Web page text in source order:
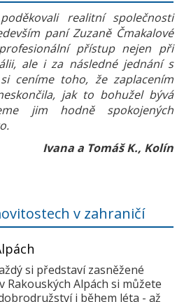
realitní společnosti
paní Zuzaně Čmakalové
přístup nejen při
ale i za následné jednání s
ceníme toho, že zaplacením
jak to bohužel bývá
jim hodně spokojených
Ivana a Tomáš K., Kolín
v zahraničí
si představí zasněžené
Rakouských Alpách si můžete
i během léta - až